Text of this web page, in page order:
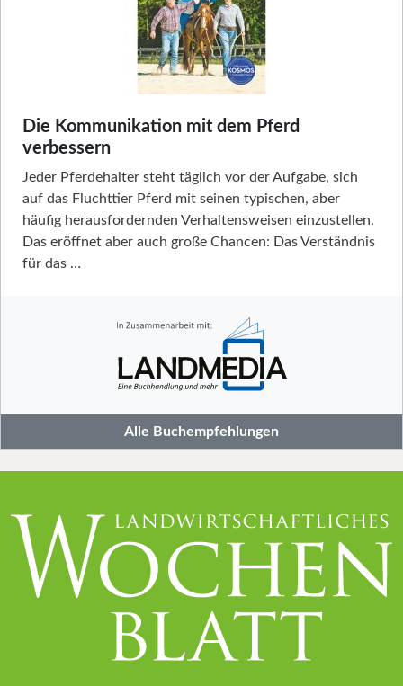
Die Kommunikation mit dem Pferd
verbessern
Jeder Pferdehalter steht täglich vor der Aufgabe, sich
auf das Fluchttier Pferd mit seinen typischen, aber
häufig herausfordernden Verhaltensweisen einzustellen.
Das eröffnet aber auch große Chancen: Das Verständnis
für das …
Alle Buchempfehlungen